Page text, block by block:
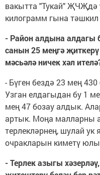
вакытта "Тукай" ҖЧҖдә
килограмм гына тәшкил
- Район алдына алдагы
санын 25 меңгә
мәсьәлә ничек хәл
- Бүген бездә 23 мең
Узган елдагыдан бу 1
мең 47 бозау алдык.
артык. Моңа малларны
терлекләрнең, шулай ук
очракларын киметү
- Терлек азыгы